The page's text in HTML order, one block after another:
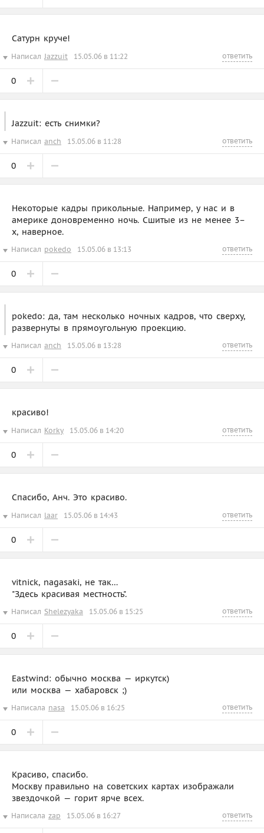
Сатурн круче!
Написал Jazzuit 15.05.06 в 11:22 ответить
0
Jazzuit: есть снимки?
Написал anch 15.05.06 в 11:28 ответить
0
Некоторые кадры прикольные. Например, у нас и в
америке доновременно ночь. Сшитые из не менее 3–
х, наверное.
Написал pokedo 15.05.06 в 13:13 ответить
0
pokedo: да, там несколько ночных кадров, что сверху,
развернуты в прямоугольную проекцию.
Написал anch 15.05.06 в 13:28 ответить
0
красиво!
Написал Korky 15.05.06 в 14:20 ответить
0
Спасибо, Анч. Это красиво.
Написал laar 15.05.06 в 14:43 ответить
0
vitnick, nagasaki, не так…
"Здесь красивая местность".
Написал Shelezyaka 15.05.06 в 15:25 ответить
0
Eastwind: обычно москва — иркутск)
или москва — хабаровск ;)
Написала nasa 15.05.06 в 16:25 ответить
0
Красиво, спасибо.
Москву правильно на советских картах изображали
звездочкой — горит ярче всех.
Написала zap 15.05.06 в 16:27 ответить